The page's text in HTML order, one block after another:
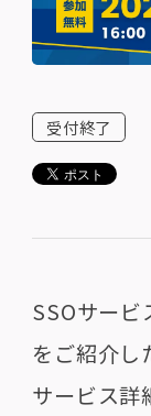
受付終了
SSOサー
をご紹介
サービス詳